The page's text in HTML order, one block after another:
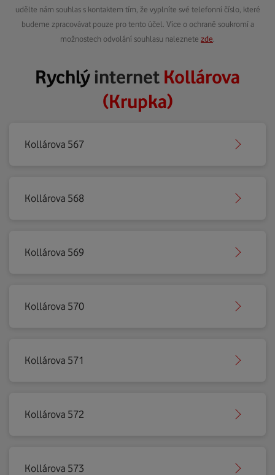
udělte nám souhlas s kontaktem tím, že vyplníte své telefonní číslo, které
budeme zpracovávat pouze pro tento účel. Více o ochraně soukromí a
možnostech odvolání souhlasu naleznete zde
Rychlýinternet Kollárova
(Krupka)
Kollárova 567
Kollárova 568
Kollárova 569
Kollárova 570
Kollárova 571
Kollárova 572
Kollárova 573